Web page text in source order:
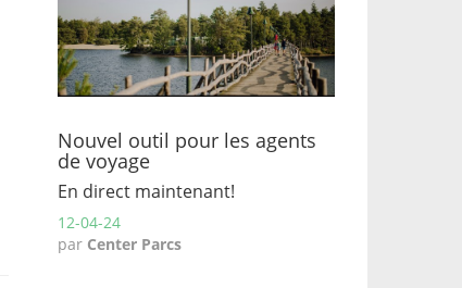
Nouvel outil pour les agents
de voyage
En direct maintenant!
12-04-24
par Center Parcs